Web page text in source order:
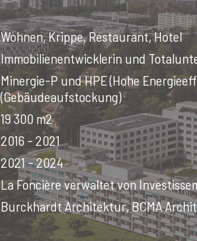
Wohnen, Krippe, Restaurant, Hotel
Immobilienentwicklerin und
Minergie-P und HPE (Hohe
(Gebäudeaufstockung)
19 300 m2
2016 - 2021
2021 - 2024
La Foncière verwaltet von
Burckhardt Architektur, BCMA